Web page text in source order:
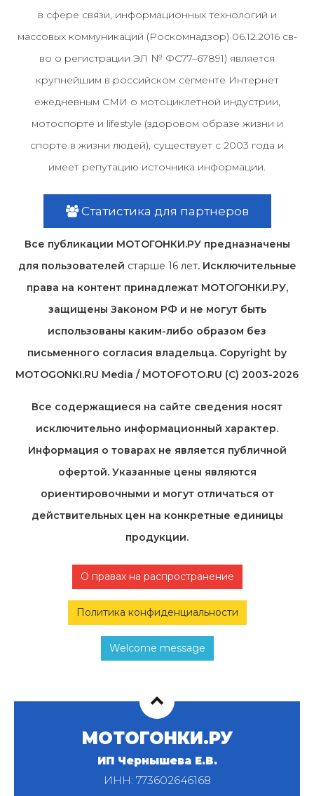
в сфере связи, информационных технологий и
массовых коммуникаций (Роскомнадзор) 06.12.2016 св-
во о регистрации ЭЛ № ФС77–67891) является
крупнейшим в российском сегменте Интернет
ежедневным СМИ о мотоциклетной индустрии,
мотоспорте и lifestyle (здоровом образе жизни и
спорте в жизни людей), существует с 2003 года и
имеет репутацию источника информации.
Статистика для партнеров
Все публикации МОТОГОНКИ.РУ предназначены
для пользователей старше 16 лет. Исключительные
права на контент принадлежат МОТОГОНКИ.РУ,
защищены Законом РФ и не могут быть
использованы каким-либо образом без
письменного согласия владельца. Copyright by
MOTOGONKI.RU Media / MOTOFOTO.RU (C) 2003-2026
Все содержащиеся на cайте сведения носят
исключительно информационный характер.
Информация о товарах не является публичной
офертой. Указанные цены являются
ориентировочными и могут отличаться от
действительных цен на конкретные единицы
продукции.
О правах на распространение
Политика конфиденциальности
Welcome message
МОТОГОНКИ.РУ
ИП Чернышева Е.В.
ИНН: 773602646168